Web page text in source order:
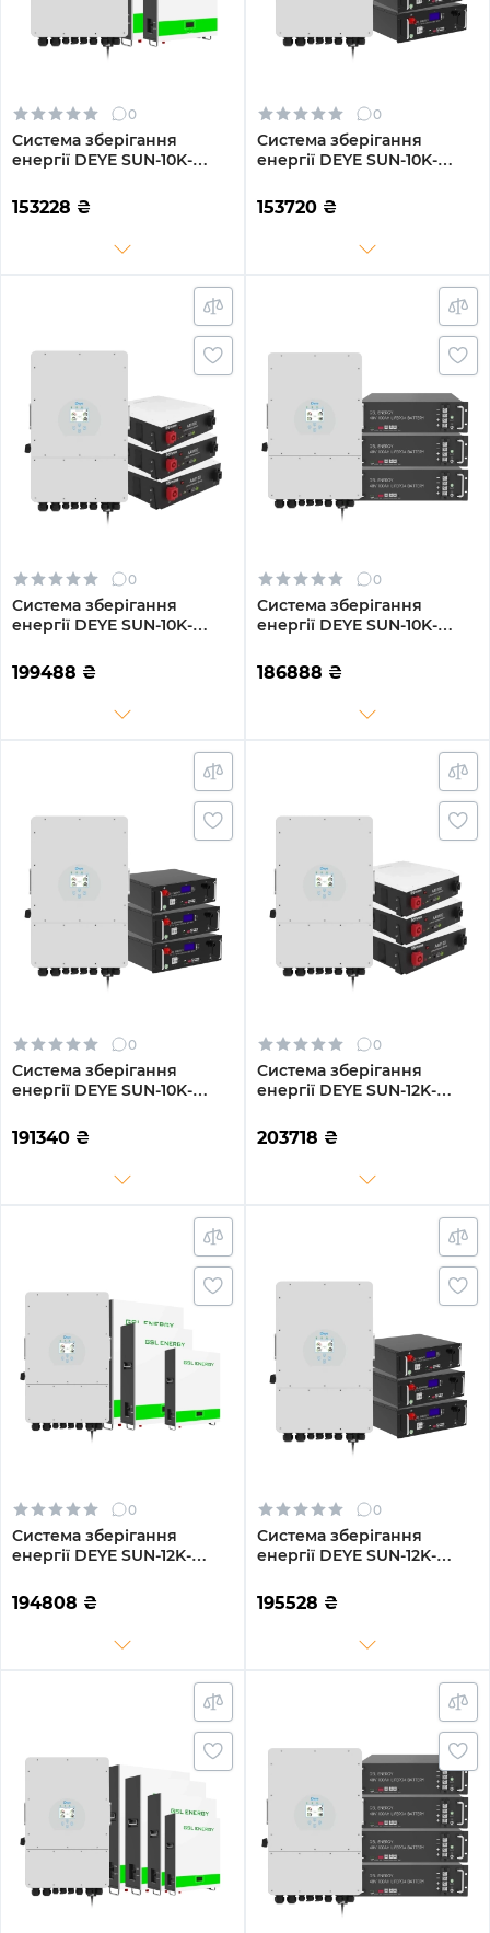
0
Система зберігання
енергії DEYE SUN-10K-
2GS10.24K-LFP-W 10kW
10.24kWh 2BAT LiFePO4
153228 ₴
0
Система зберігання
енергії DEYE SUN-10K-
2GS10.24K-LFP 10kW
10.24kWh 2BAT LiFePO4
153720 ₴
0
Система зберігання
енергії DEYE SUN-10K-
LFP-W 10kW 14.4kWh 3BAT
LiFePO4 6000 циклів
199488 ₴
0
Система зберігання
енергії DEYE SUN-10K-
LFP 10kW 14.4kWh 3BAT
LiFePO4 6500 циклів
186888 ₴
0
Система зберігання
енергії DEYE SUN-10K-
LFP 10kW 15.36kWh 3BAT
LiFePO4 6500 циклів
191340 ₴
0
Система зберігання
енергії DEYE SUN-12K-
LFP-W 12kW 14.4kWh 3BAT
LiFePO4 6000 циклів
203718 ₴
0
Система зберігання
енергії DEYE SUN-12K-
LFP-W 12kW 15.36kWh
3BAT LiFePO4 6500 циклів
194808 ₴
0
Система зберігання
енергії DEYE SUN-12K-
LFP 12kW 15.36kWh 3BAT
LiFePO4 6500 циклів
195528 ₴